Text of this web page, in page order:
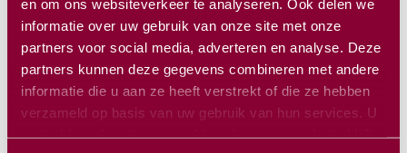
en om ons websiteverkeer te analyseren. Ook delen we
informatie over uw gebruik van onze site met onze
partners voor social media, adverteren en analyse. Deze
partners kunnen deze gegevens combineren met andere
informatie die u aan ze heeft verstrekt of die ze hebben
verzameld op basis van uw gebruik van hun services. U
Read more
14 FEBRUARY2023